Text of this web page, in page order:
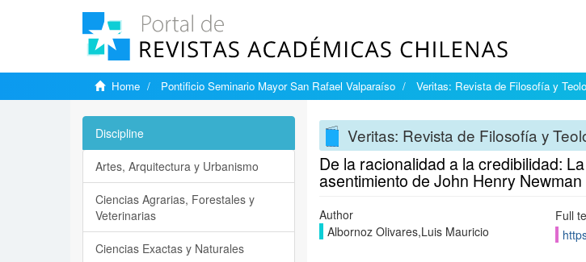
Home Pontificio Seminario Mayor San Rafael Valparaíso Veritas: Revista de Filosofía y
Veritas: Revista de Filosofía y
De la racionalidad a la credibilidad:
asentimiento de John Henry Newman
Author
Albornoz Olivares,Luis Mauricio
Full
Discipline
Artes, Arquitectura y Urbanismo
Ciencias Agrarias, Forestales y
Veterinarias
Ciencias Exactas y Naturales